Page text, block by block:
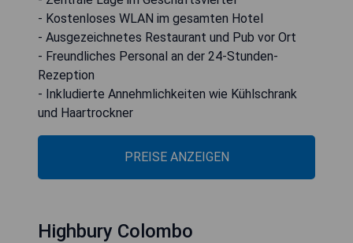
- Kostenloses WLAN im gesamten Hotel
- Ausgezeichnetes Restaurant und Pub vor Ort
- Freundliches Personal an der 24-Stunden-
Rezeption
- Inkludierte Annehmlichkeiten wie Kühlschrank
und Haartrockner
PREISE ANZEIGEN
Highbury Colombo